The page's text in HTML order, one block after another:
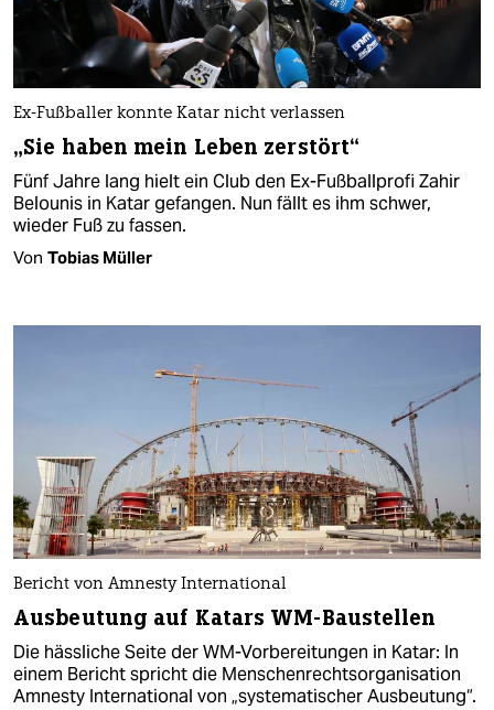
Ex-Fußballer konnte Katar nicht verlassen
„Sie haben mein Leben zerstört“
Fünf Jahre lang hielt ein Club den Ex-Fußballprofi Zahir
Belounis in Katar gefangen. Nun fällt es ihm schwer,
wieder Fuß zu fassen.
Von Tobias Müller
Bericht von Amnesty International
Ausbeutung auf Katars WM-Baustellen
Die hässliche Seite der WM-Vorbereitungen in Katar: In
einem Bericht spricht die Menschenrechtsorganisation
Amnesty International von „systematischer Ausbeutung“.